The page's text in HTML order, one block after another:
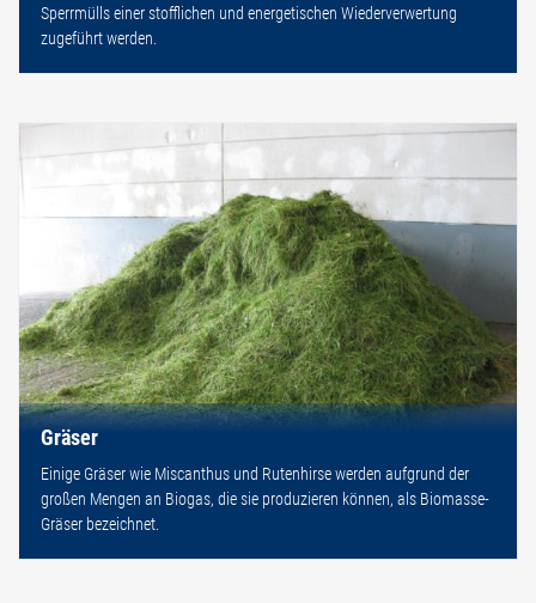
Sperrmülls einer stofflichen und energetischen Wiederverwertung
zugeführt werden.
Gräser
Einige Gräser wie Miscanthus und Rutenhirse werden aufgrund der
großen Mengen an Biogas, die sie produzieren können, als Biomasse-
Gräser bezeichnet.